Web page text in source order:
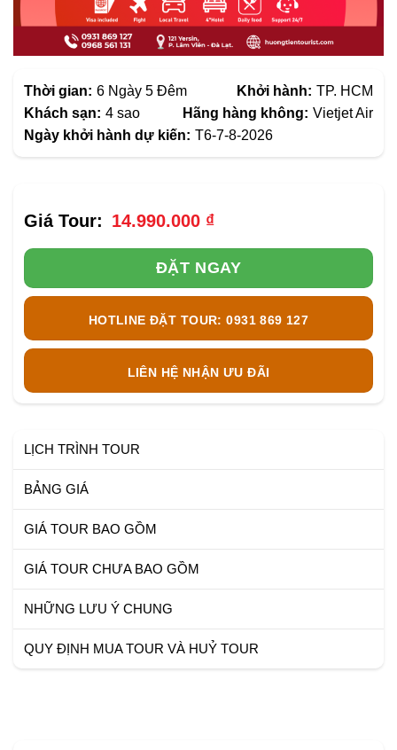
Thời gian: 6 Ngày 5 Đêm Khởi hành: TP. HCM
Khách sạn: 4 sao Hãng hàng không: Vietjet Air
Ngày khởi hành dự kiến: T6-7-8-2026
14.990.000 ₫
ĐẶT NGAY
HOTLINE ĐẶT TOUR: 0931 869 127
LIÊN HỆ NHẬN ƯU ĐÃI
LỊCH TRÌNH TOUR
BẢNG GIÁ
GIÁ TOUR BAO GỒM
GIÁ TOUR CHƯA BAO GỒM
NHỮNG LƯU Ý CHUNG
QUY ĐỊNH MUA TOUR VÀ HUỶ TOUR